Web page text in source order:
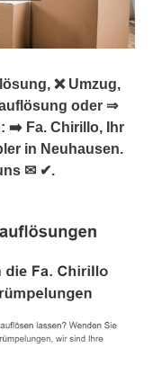
❌ Umzug,
oder ⇒
➡️ Fa. Chirillo, Ihr
in Neuhausen.
✉ ✔.